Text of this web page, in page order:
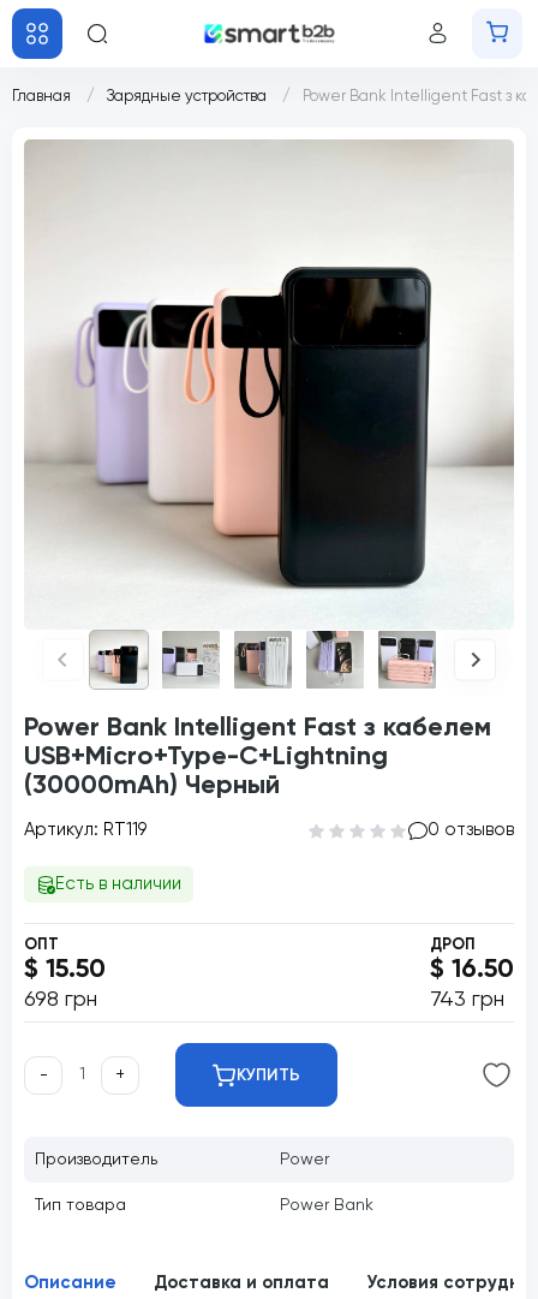
Главная Зарядные устройства Power Bank Intelligent Fast з
Power Bank Intelligent Fast з кабелем
USB+Micro+Type-C+Lightning
(30000mAh) Черный
Артикул: RT119 0 отзывов
Есть в наличии
ОПТ
$ 15.50
698 грн
ДРОП
$ 16.50
743 грн
- + КУПИТЬ
Производитель Power
Тип товара Power Bank
Описание Доставка и оплата Условия